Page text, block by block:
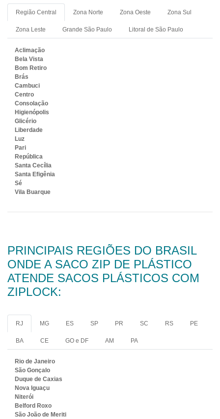
Região Central Zona Norte Zona Oeste Zona Sul
Zona Leste Grande São Paulo Litoral de São Paulo
Aclimação
Bela Vista
Bom Retiro
Brás
Cambuci
Centro
Consolação
Higienópolis
Glicério
Liberdade
Luz
Pari
República
Santa Cecília
Santa Efigênia
Sé
Vila Buarque
PRINCIPAIS REGIÕES DO BRASIL
ONDE A SACO ZIP DE PLÁSTICO
ATENDE SACOS PLÁSTICOS COM
ZIPLOCK:
RJ MG ES SP PR SC RS PE
BA CE GO e DF AM PA
Rio de Janeiro
São Gonçalo
Duque de Caxias
Nova Iguaçu
Niterói
Belford Roxo
São João de Meriti